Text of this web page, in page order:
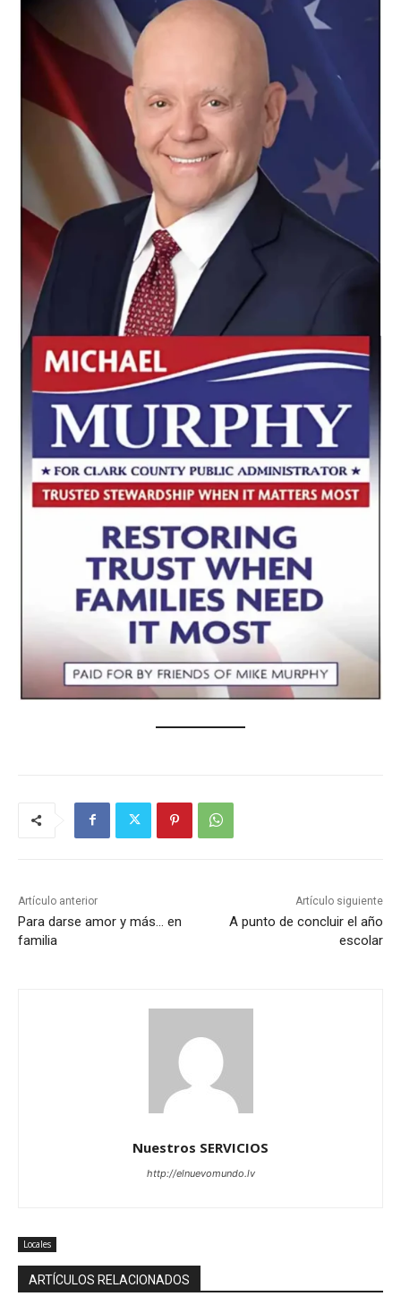
Artículo anterior
Para darse amor y más… en
familia
Artículo siguiente
A punto de concluir el año
escolar
Nuestros SERVICIOS
http://elnuevomundo.lv
Locales
ARTÍCULOS RELACIONADOS